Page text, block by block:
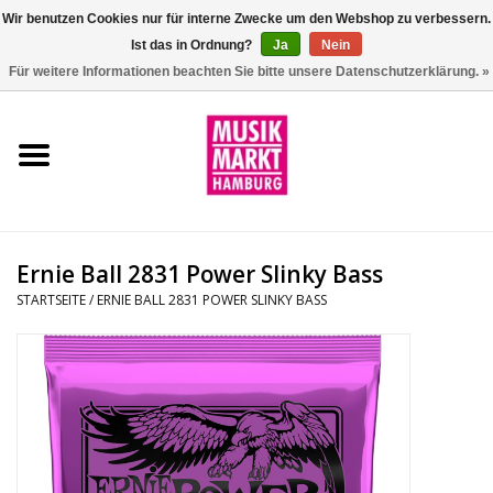
Aktion
Drums
Percussion
Tasteninstrumente
Ernie Ball 2831 Power Slinky Bass
STARTSEITE/ ERNIE BALL 2831 POWER SLINKY BASS
Wir benutzen Cookies nur für interne Zwecke um den Webshop zu verbessern.
Ist das in Ordnung?
Ja
Nein
Für weitere Informationen beachten Sie bitte unsere Datenschutzerklärung. »